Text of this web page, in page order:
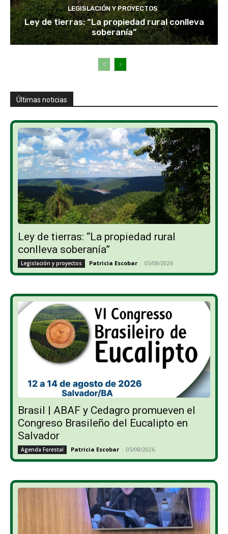
LEGISLACIÓN Y PROYECTOS
Ley de tierras: “La propiedad rural conlleva
soberanía”
Últimas noticias
Ley de tierras: “La propiedad rural
conlleva soberanía”
Legislación y proyectos Patricia Escobar - 05/08/2026
Brasil | ABAF y Cedagro promueven el
Congreso Brasileño del Eucalipto en
Salvador
Agenda Forestal Patricia Escobar - 05/08/2026